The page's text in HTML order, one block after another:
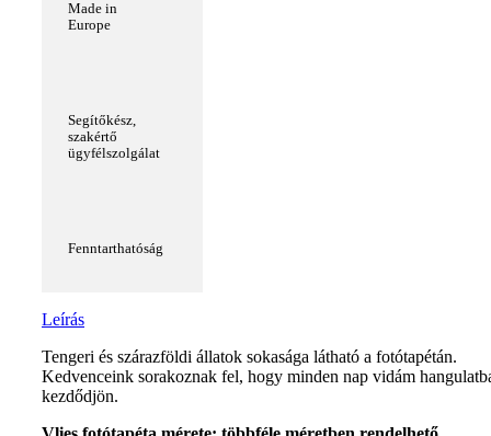
Made in
Europe
Segítőkész,
szakértő
ügyfélszolgálat
Fenntarthatóság
Leírás
Tengeri és szárazföldi állatok sokasága látható a fotótapétán.
Kedvenceink sorakoznak fel, hogy minden nap vidám
kezdődjön.